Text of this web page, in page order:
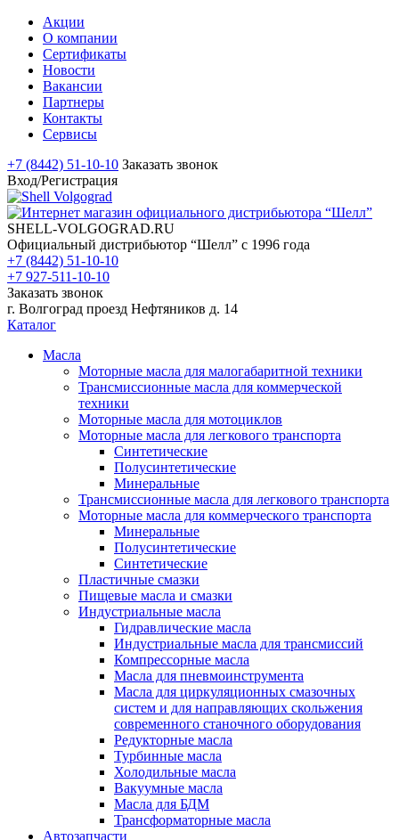
Акции
О компании
Сертификаты
Новости
Вакансии
Партнеры
Контакты
Сервисы
+7 (8442) 51-10-10 Заказать звонок
Вход/Регистрация
SHELL-VOLGOGRAD.RU
Официальный дистрибьютор “Шелл” с 1996 года
+7 (8442) 51-10-10
+7 927-511-10-10
Заказать звонок
г. Волгоград проезд Нефтяников д. 14
Каталог
Масла
Моторные масла для малогабаритной техники
Трансмиссионные масла для коммерческой
техники
Моторные масла для мотоциклов
Моторные масла для легкового транспорта
Синтетические
Полусинтетические
Минеральные
Трансмиссионные масла для легкового транспорта
Моторные масла для коммерческого транспорта
Минеральные
Полусинтетические
Синтетические
Пластичные смазки
Пищевые масла и смазки
Индустриальные масла
Гидравлические масла
Индустриальные масла для трансмиссий
Компрессорные масла
Масла для пневмоинструмента
Масла для циркуляционных смазочных
систем и для направляющих скольжения
современного станочного оборудования
Редукторные масла
Турбинные масла
Холодильные масла
Вакуумные масла
Масла для БДМ
Трансформаторные масла
Автозапчасти